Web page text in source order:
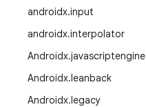
androidx.input
androidx.interpolator
Androidx.javascriptengine
Androidx.leanback
Androidx.legacy